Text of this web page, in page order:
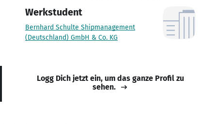
Werkstudent
Bernhard Schulte Shipmanagement
(Deutschland) GmbH & Co. KG
Logg Dich jetzt ein, um das ganze Profil zu
sehen.